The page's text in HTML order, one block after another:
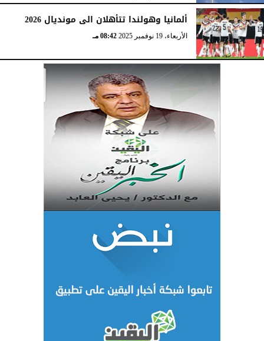
ألمانيا وهولندا تتأهلان الى مونديال 2026
الأربعاء، 19 نوفمبر 2025 08:42 مـ